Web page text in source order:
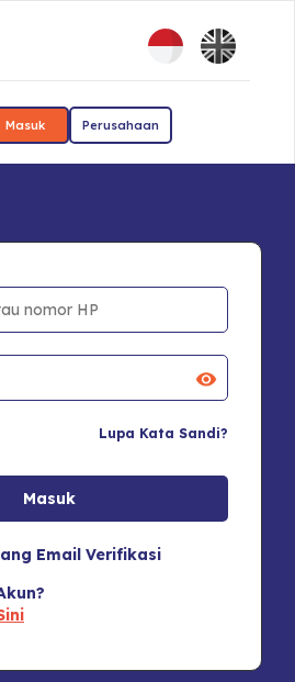
Masuk Perusahaan
Lupa Kata Sandi?
Email Verifikasi